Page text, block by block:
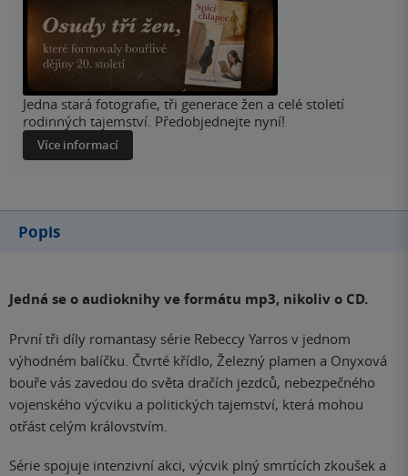
Jedna stará fotografie, tři generace žen a celé století
rodinných tajemství. Předobjednejte nyní!
Více informací
Popis
Jedná se o audioknihy ve formátu mp3, nikoliv o CD.
První tři díly romantasy série Rebeccy Yarros v jednom
výhodném balíčku. Čtvrté křídlo, Železný plamen a Onyxová
bouře vás zavedou do světa dračích jezdců, nebezpečného
vojenského výcviku a politických tajemství, která mohou
otřást celým královstvím.
Série spojuje intenzivní akci, výcvik plný smrtících zkoušek a